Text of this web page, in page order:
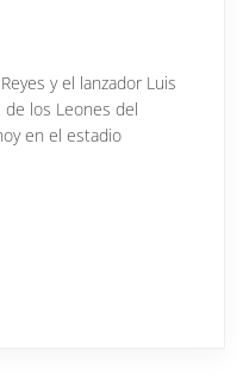
y el lanzador Luis
los Leones del
en el estadio